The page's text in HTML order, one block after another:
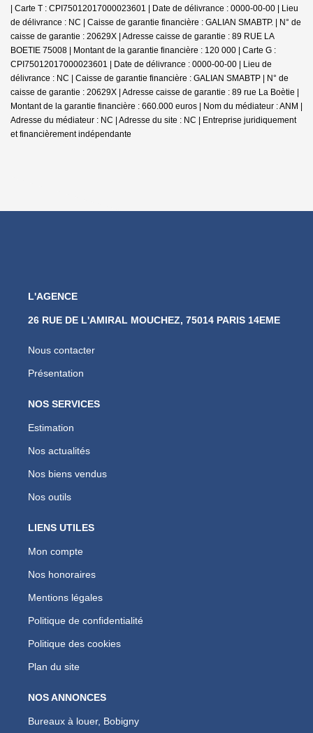
| Carte T : CPI75012017000023601 | Date de délivrance : 0000-00-00 | Lieu
de délivrance : NC | Caisse de garantie financière : GALIAN SMABTP. | N° de
caisse de garantie : 20629X | Adresse caisse de garantie : 89 RUE LA
BOETIE 75008 | Montant de la garantie financière : 120 000 | Carte G :
CPI75012017000023601 | Date de délivrance : 0000-00-00 | Lieu de
délivrance : NC | Caisse de garantie financière : GALIAN SMABTP | N° de
caisse de garantie : 20629X | Adresse caisse de garantie : 89 rue La Boètie |
Montant de la garantie financière : 660.000 euros | Nom du médiateur : ANM |
Adresse du médiateur : NC | Adresse du site : NC | Entreprise juridiquement
et financièrement indépendante
L'AGENCE
26 RUE DE L'AMIRAL MOUCHEZ, 75014 PARIS 14EME
Nous contacter
Présentation
NOS SERVICES
Estimation
Nos actualités
Nos biens vendus
Nos outils
LIENS UTILES
Mon compte
Nos honoraires
Mentions légales
Politique de confidentialité
Politique des cookies
Plan du site
NOS ANNONCES
Bureaux à louer, Bobigny